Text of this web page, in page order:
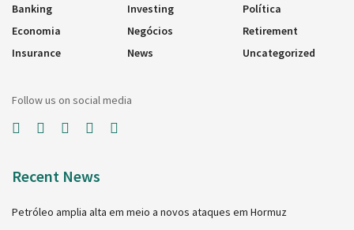
Banking
Economia
Insurance
Investing
Negócios
News
Política
Retirement
Uncategorized
Follow us on social media
Recent News
Petróleo amplia alta em meio a novos ataques em Hormuz